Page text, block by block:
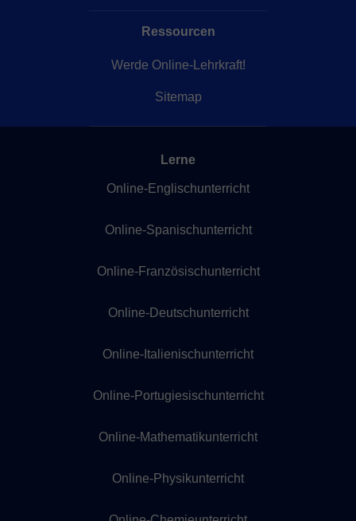
Ressourcen
Werde Online-Lehrkraft!
Sitemap
Lerne
Online-Englischunterricht
Online-Spanischunterricht
Online-Französischunterricht
Online-Deutschunterricht
Online-Italienischunterricht
Online-Portugiesischunterricht
Online-Mathematikunterricht
Online-Physikunterricht